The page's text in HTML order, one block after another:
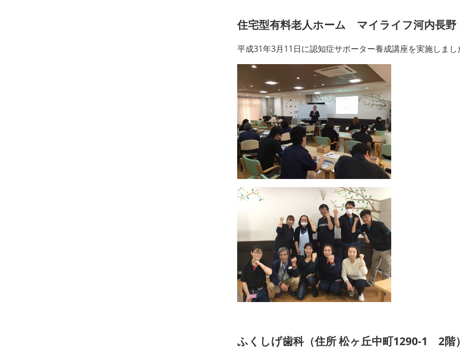
住宅型有料老人ホーム マイライフ河内長野
平成31年3月11日に認知症サポーター養成講座を実施しまし
ふくしげ歯科（住所 松ヶ丘中町1290-1 2階